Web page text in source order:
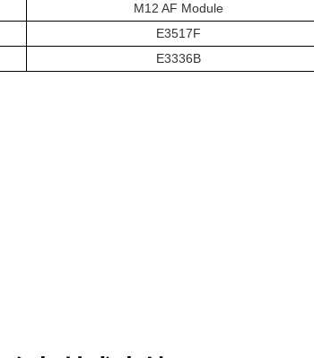
M12 AF Module
E3517F
E3336B